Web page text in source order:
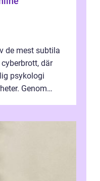
de mest subtila
där
psykologi
Genom